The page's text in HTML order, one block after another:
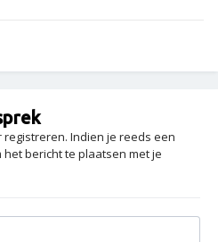
Indien je reeds een
het bericht te plaatsen met je